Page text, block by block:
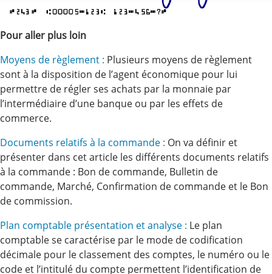
Pour aller plus loin
Moyens de règlement : Plusieurs moyens de règlement
sont à la disposition de l’agent économique pour lui
permettre de régler ses achats par la monnaie par
l’intermédiaire d’une banque ou par les effets de
commerce.
Documents relatifs à la commande : On va définir et
présenter dans cet article les différents documents relatifs
à la commande : Bon de commande, Bulletin de
commande, Marché, Confirmation de commande et le Bon
de commission.
Plan comptable présentation et analyse : Le plan
comptable se caractérise par le mode de codification
décimale pour le classement des comptes, le numéro ou le
code et l’intitulé du compte permettent l’identification de